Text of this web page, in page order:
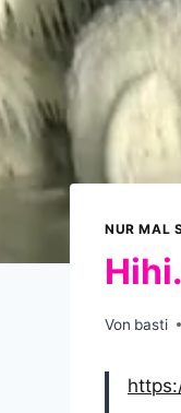
NUR MAL
Von basti